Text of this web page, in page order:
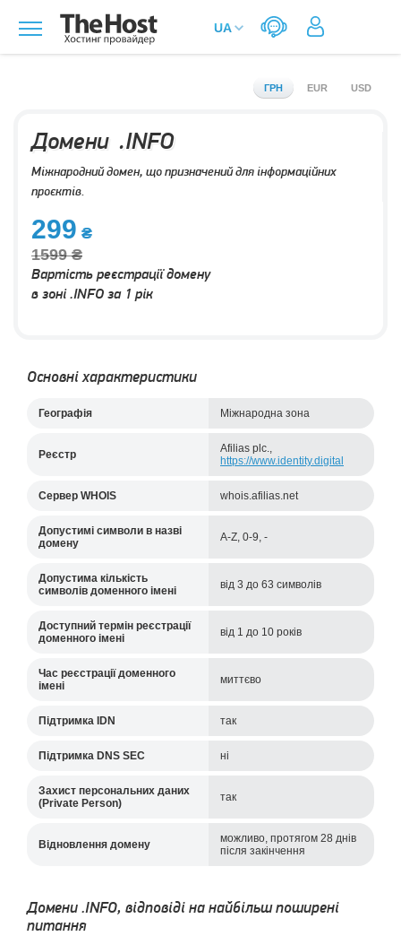
ГРН EUR USD
Домени .INFO
Міжнародний домен, що призначений для інформаційних
проєктів.
299
1599
Вартість реєстрації домену
в зоні .INFO за 1 рік
Основні характеристики
Географія Міжнародна зона
Реєстр
Afilias plc.,
https://www.identity.digital
Cервер WHOIS whois.afilias.net
Допустимі символи в назві
домену
A-Z, 0-9, -
Допустима кількість
символів доменного імені
від 3 до 63 символів
Доступний термін реєстрації
доменного імені
від 1 до 10 років
Час реєстрації доменного
імені
миттєво
Підтримка IDN так
Підтримка DNS SEC ні
Захист персональних даних
(Private Person)
так
Відновлення домену
можливо, протягом 28 днів
після закінчення
Домени .INFO, відповіді на найбільш поширені
питання